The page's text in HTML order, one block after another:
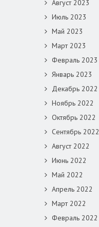
Август 2023
Июль 2023
Май 2023
Март 2023
Февраль 2023
Январь 2023
Декабрь 2022
Ноябрь 2022
Октябрь 2022
Сентябрь 2022
Август 2022
Июнь 2022
Май 2022
Апрель 2022
Март 2022
Февраль 2022